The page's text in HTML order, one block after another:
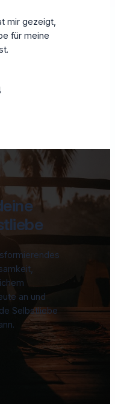
mir gezeigt,
für meine
an und
Selbstliebe